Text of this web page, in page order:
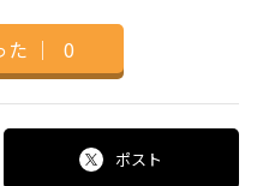
た ｜ 0
ポスト